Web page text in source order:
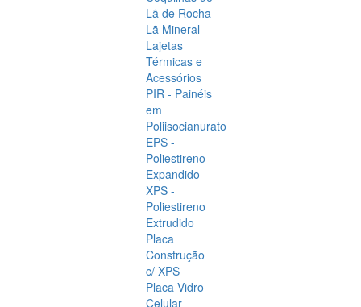
Lã de Rocha
Lã Mineral
Lajetas
Térmicas e
Acessórios
PIR - Painéis
em
Poliisocianurato
EPS -
Poliestireno
Expandido
XPS -
Poliestireno
Extrudido
Placa
Construção
c/ XPS
Placa Vidro
Celular